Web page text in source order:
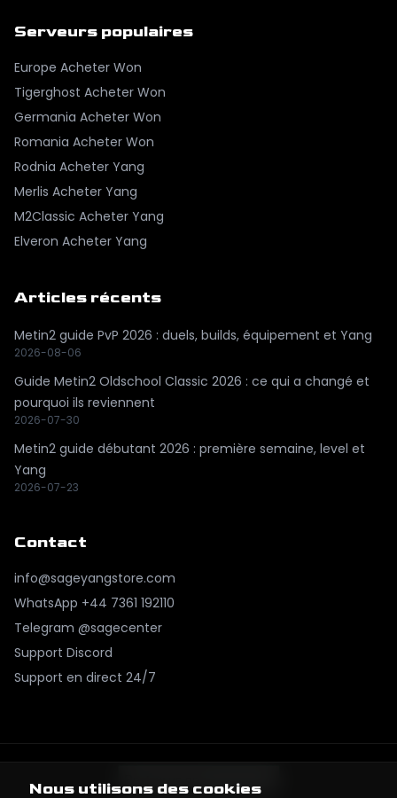
Serveurs populaires
Europe Acheter Won
Tigerghost Acheter Won
Germania Acheter Won
Romania Acheter Won
Rodnia Acheter Yang
Merlis Acheter Yang
M2Classic Acheter Yang
Elveron Acheter Yang
Articles récents
Metin2 guide PvP 2026 : duels, builds, équipement et Yang
2026-08-06
Guide Metin2 Oldschool Classic 2026 : ce qui a changé et
pourquoi ils reviennent
2026-07-30
Metin2 guide débutant 2026 : première semaine, level et
Yang
2026-07-23
Contact
info@sageyangstore.com
WhatsApp +44 7361 192110
Telegram @sagecenter
Support Discord
Support en direct 24/7
Nous utilisons des cookies